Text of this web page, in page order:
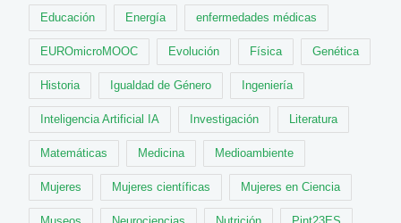
Educación Energía enfermedades médicas
EUROmicroMOOC Evolución Física Genética
Historia Igualdad de Género Ingeniería
Inteligencia Artificial IA Investigación Literatura
Matemáticas Medicina Medioambiente
Mujeres Mujeres científicas Mujeres en Ciencia